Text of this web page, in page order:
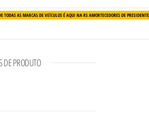
TODAS AS MARCAS DE VEÍCULOS É AQUI NA RS AMORTECEDORES DE
DE PRODUTO